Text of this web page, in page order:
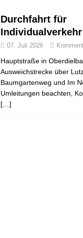
Durchfahrt für
07. Juli 2026
Hauptstraße in
Ausweichstrecke über
Baumgartenweg und Im
Umleitungen beachten,
[…]